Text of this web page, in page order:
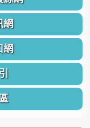
網
網